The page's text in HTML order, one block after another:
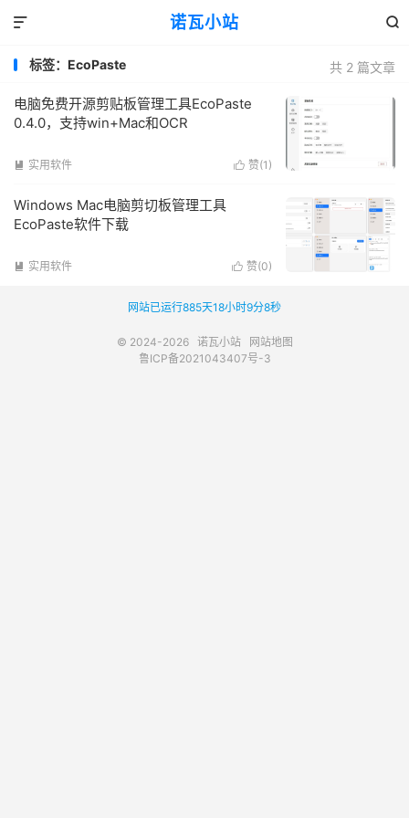
诺瓦小站 

共 2 篇文章
标签：EcoPaste
电脑免费开源剪贴板管理工具EcoPaste
0.4.0，支持win+Mac和OCR
 赞(1 )
 实用软件
Windows Mac电脑剪切板管理工具
EcoPaste软件下载
 赞(0)
 实用软件
网站已运行885天18小时9分8秒
© 2024-2026 诺瓦小站
网站地图
鲁ICP备2021043407号-3